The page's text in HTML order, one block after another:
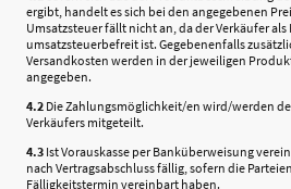
ergibt, handelt es sich bei den angegebenen
Umsatzsteuer fällt nicht an, da der Verkäufer
umsatzsteuerbefreit ist. Gegebenenfalls
Versandkosten werden in der jeweiligen
angegeben.
4.2 Die Zahlungsmöglichkeit/en wird/werden
Verkäufers mitgeteilt.
4.3 Ist Vorauskasse per Banküberweisung
nach Vertragsabschluss fällig, sofern die
Fälligkeitstermin vereinbart haben.